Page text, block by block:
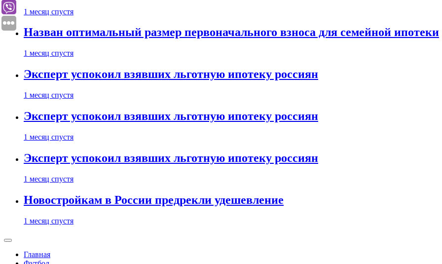
1 месяц спустя
Назван оптимальный размер первоначального взноса для семейной ипотеки
1 месяц спустя
Эксперт успокоил взявших льготную ипотеку россиян
1 месяц спустя
Эксперт успокоил взявших льготную ипотеку россиян
1 месяц спустя
Эксперт успокоил взявших льготную ипотеку россиян
1 месяц спустя
Новостройкам в России предрекли удешевление
1 месяц спустя
Главная